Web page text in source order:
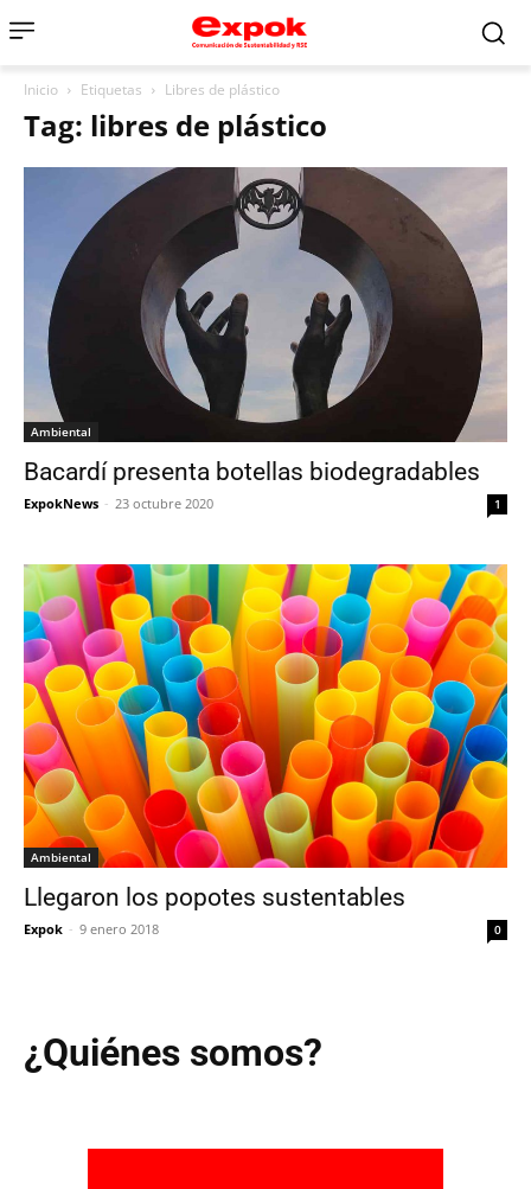
Inicio Etiquetas Libres de plástico
Tag: libres de plástico
Ambiental
Bacardí presenta botellas biodegradables
ExpokNews - 23 octubre 2020 1
Ambiental
Llegaron los popotes sustentables
Expok - 9 enero 2018 0
¿Quiénes somos?